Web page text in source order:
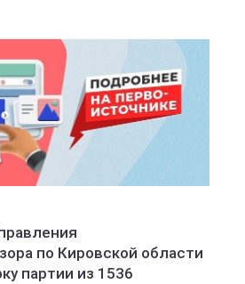
по Кировской области
партии из 1536